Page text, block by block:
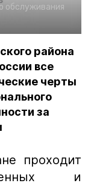
обслуживания
района
все
черты
за
проходит
и